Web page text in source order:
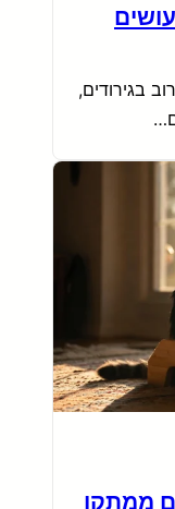
בגירודים,
ממתקן